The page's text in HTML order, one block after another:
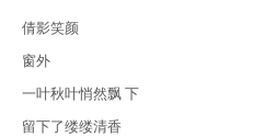
倩影笑颜
窗外
一叶秋叶悄然飘 下
留下了缕缕清香